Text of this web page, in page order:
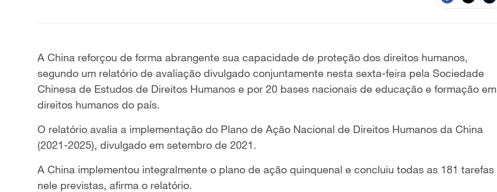
A China reforçou de forma abrangente sua capacidade de proteção dos direitos humanos,
segundo um relatório de avaliação divulgado conjuntamente nesta sexta-feira pela Sociedade
Chinesa de Estudos de Direitos Humanos e por 20 bases nacionais de educação e formação em
direitos humanos do país.
O relatório avalia a implementação do Plano de Ação Nacional de Direitos Humanos da China
(2021-2025), divulgado em setembro de 2021.
A China implementou integralmente o plano de ação quinquenal e concluiu todas as 181 tarefas
nele previstas, afirma o relatório.